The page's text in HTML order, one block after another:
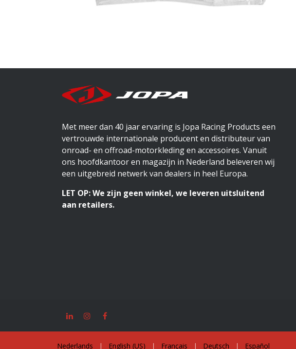
Met meer dan 40 jaar ervaring is Jopa Racing Products een
vertrouwde internationale producent en distributeur van
onroad- en offroad-motorkleding en accessoires. Vanuit
ons hoofdkantoor en magazijn in Nederland beleveren wij
een uitgebreid netwerk van dealers in heel Europa.
LET OP: We zijn geen winkel, we leveren uitsluitend
aan retailers.
Nederlands | English (US) | Français | Deutsch | Español